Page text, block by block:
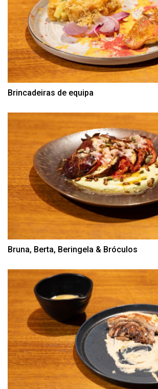
Brincadeiras de equipa
Bruna, Berta, Beringela & Bróculos